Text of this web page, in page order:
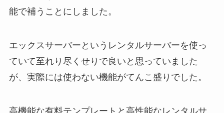
能で補うことにしました。
エックスサーバーというレンタルサーバーを使っ
ていて至れり尽くせりで良いと思っていました
が、実際には使わない機能がてんこ盛りでした。
高機能な有料テンプレートと高性能なレンタルサ